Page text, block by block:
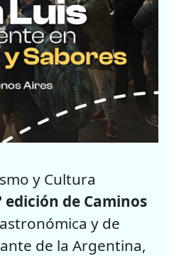
y Cultura
edición de Caminos
y de
de la Argentina,